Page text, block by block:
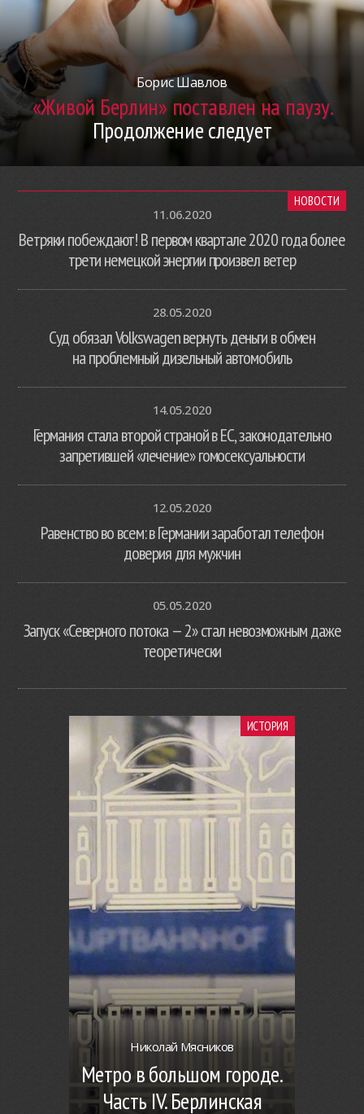
Борис Шавлов
«Живой Берлин» поставлен на паузу.
Продолжение следует
НОВОСТИ
11.06.2020
Ветряки побеждают! В первом квартале 2020 года более
трети немецкой энергии произвел ветер
28.05.2020
Суд обязал Volkswagen вернуть деньги в обмен
на проблемный дизельный автомобиль
14.05.2020
Германия стала второй страной в ЕС, законодательно
запретившей «лечение» гомосексуальности
12.05.2020
Равенство во всем: в Германии заработал телефон
доверия для мужчин
05.05.2020
Запуск «Северного потока — 2» стал невозможным даже
теоретически
ИСТОРИЯ
Николай Мясников
Метро в большом городе.
Часть IV. Берлинская